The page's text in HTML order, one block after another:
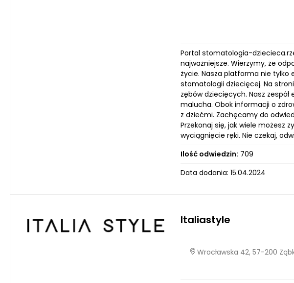
Portal stomatologia-
najważniejsze. Wierzymy, że
życie. Nasza platforma nie tylko
stomatologii dziecięcej. Na
zębów dziecięcych. Nasz
malucha. Obok informacji o
z dziećmi. Zachęcamy do
Przekonaj się, jak wiele możesz
wyciągnięcie ręki. Nie czekaj,
Ilość odwiedzin: 709
Data dodania: 15.04.2024
Italiastyle
Wrocławska 42, 57-200